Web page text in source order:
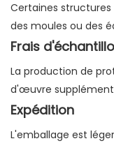
Certaines
des moules ou des
Frais
La production de
d'œuvre
Expédition
L'emballage est